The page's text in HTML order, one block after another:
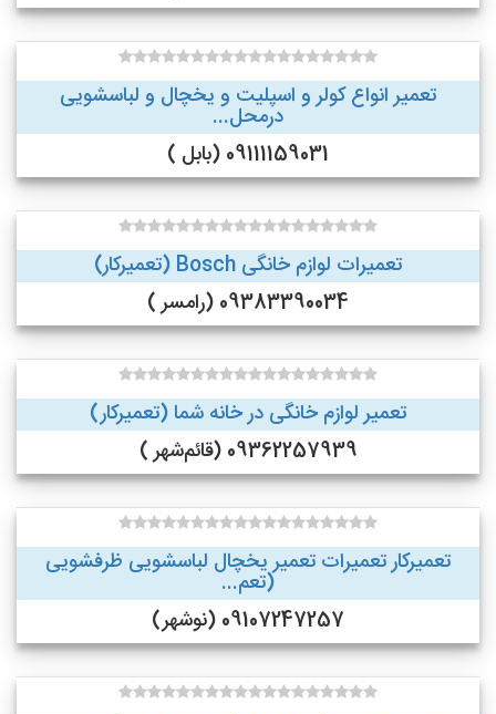
تعمیر انواع کولر و اسپلیت و یخچال و لباسشویی
درمحل...
09111159031 (بابل )
تعمیرات لوازم خانگی Bosch (تعمیرکار)
09383390034 (رامسر )
تعمیر لوازم خانگی در خانه شما (تعمیرکار)
09362257939 (قائم‌شهر )
تعمیرکار تعمیرات تعمیر یخچال لباسشویی ظرفشویی
(تعم...
09107247257 (نوشهر)